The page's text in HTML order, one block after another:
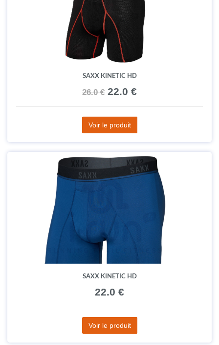
SAXX KINETIC HD
26.0 € 22.0 €
Voir le produit
SAXX KINETIC HD
22.0 €
Voir le produit